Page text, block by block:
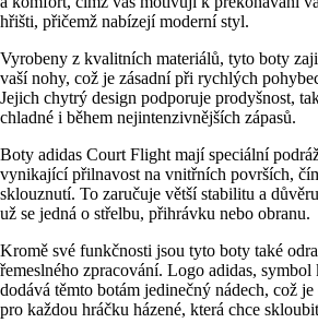
hřišti, přičemž nabízejí moderní styl.
Vyrobeny z kvalitních materiálů, tyto boty
vaší nohy, což je zásadní při rychlých
Jejich chytrý design podporuje prodyšnost,
chladné i během nejintenzivnějších zápasů.
Boty adidas Court Flight mají speciální
vynikající přilnavost na vnitřních površích,
sklouznutí. To zaručuje větší stabilitu a
už se jedná o střelbu, přihrávku nebo obranu.
Kromě své funkčnosti jsou tyto boty také
řemeslného zpracování. Logo adidas,
dodává těmto botám jedinečný nádech, což
pro každou hráčku házené, která chce